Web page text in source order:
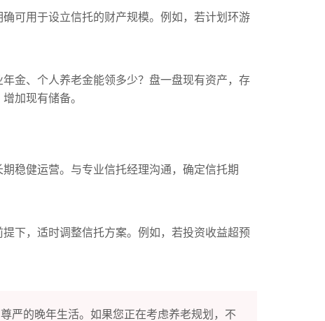
可用于设立信托的财产规模。例如，若计划环游
金、个人养老金能领多少？盘一盘现有资产，存
加现有储备。
稳健运营。与专业信托经理沟通，确定信托期
下，适时调整信托方案。例如，若投资收益超预
严的晚年生活。如果您正在考虑养老规划，不